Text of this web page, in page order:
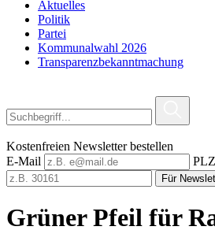
Aktuelles
Politik
Partei
Kommunalwahl 2026
Transparenzbekanntmachung
Kostenfreien Newsletter bestellen
E-Mail
PLZ
Für
Grüner Pfeil für